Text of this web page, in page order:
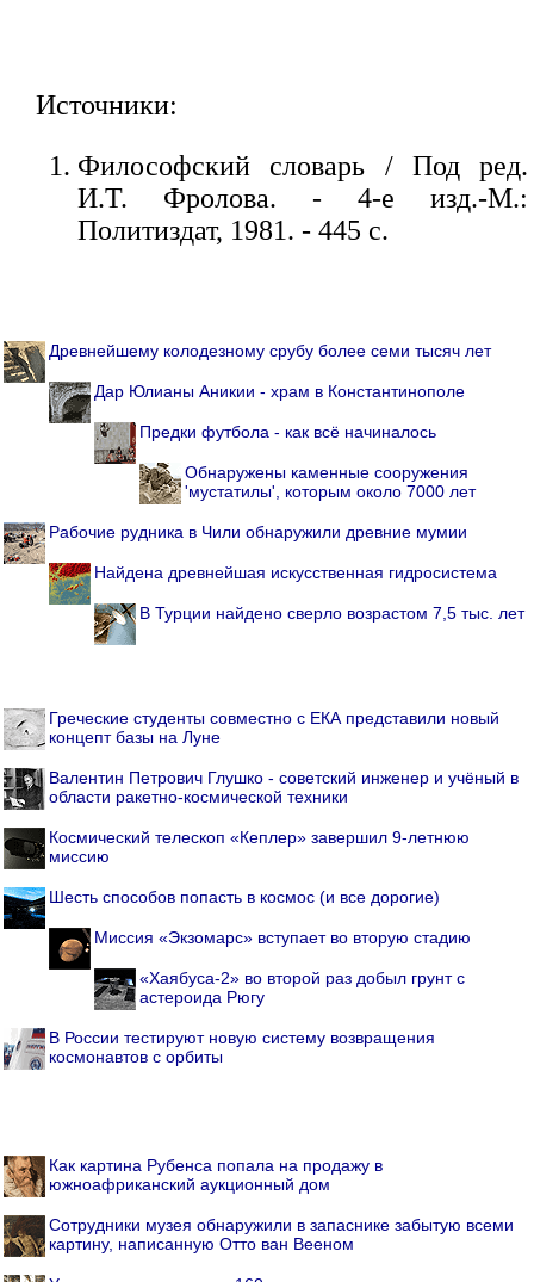
Источники:
Философский словарь / Под ред.
И.Т. Фролова. - 4-е изд.-М.:
Политиздат, 1981. - 445 с.
Древнейшему колодезному срубу более семи тысяч лет
Дар Юлианы Аникии - храм в Константинополе
Предки футбола - как всё начиналось
Обнаружены каменные сооружения
'мустатилы', которым около 7000 лет
Рабочие рудника в Чили обнаружили древние мумии
Найдена древнейшая искусственная гидросистема
В Турции найдено сверло возрастом 7,5 тыс. лет
Греческие студенты совместно с ЕКА представили новый
концепт базы на Луне
Валентин Петрович Глушко - советский инженер и учёный в
области ракетно-космической техники
Космический телескоп «Кеплер» завершил 9-летнюю
миссию
Шесть способов попасть в космос (и все дорогие)
Миссия «Экзомарс» вступает во вторую стадию
«Хаябуса-2» во второй раз добыл грунт с
астероида Рюгу
В России тестируют новую систему возвращения
космонавтов с орбиты
Как картина Рубенса попала на продажу в
южноафриканский аукционный дом
Cотрудники музея обнаружили в запаснике забытую всеми
картину, написанную Отто ван Вееном